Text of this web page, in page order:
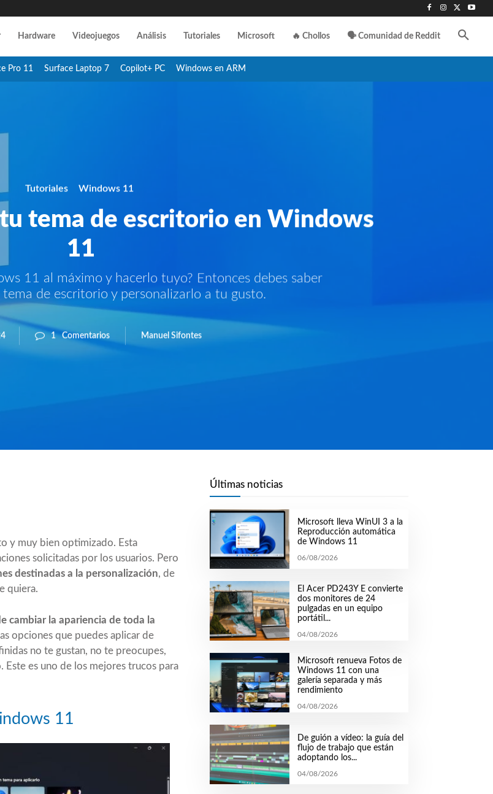
Hardware Videojuegos Análisis Tutoriales Microsoft 🔥 Chollos 🗣️ Comunidad de Reddit
Pro 11 Surface Laptop 7 Copilot+ PC Windows en ARM
Tutoriales Windows 11
tema de escritorio en Windows
11
11 al máximo y hacerlo tuyo? Entonces debes saber
de escritorio y personalizarlo a tu gusto.
1 Comentarios Manuel Sifontes
y muy bien optimizado. Esta
solicitadas por los usuarios. Pero
destinadas a la personalización, de
quiera.
cambiar la apariencia de toda la
opciones que puedes aplicar de
no te gustan, no te preocupes,
Este es uno de los mejores trucos para
11
Últimas noticias
Microsoft lleva WinUI 3 a la
Reproducción automática
de Windows 11
06/08/2026
El Acer PD243Y E convierte
dos monitores de 24
pulgadas en un equipo
portátil...
04/08/2026
Microsoft renueva Fotos de
Windows 11 con una
galería separada y más
rendimiento
04/08/2026
De guión a vídeo: la guía del
flujo de trabajo que están
adoptando los...
04/08/2026